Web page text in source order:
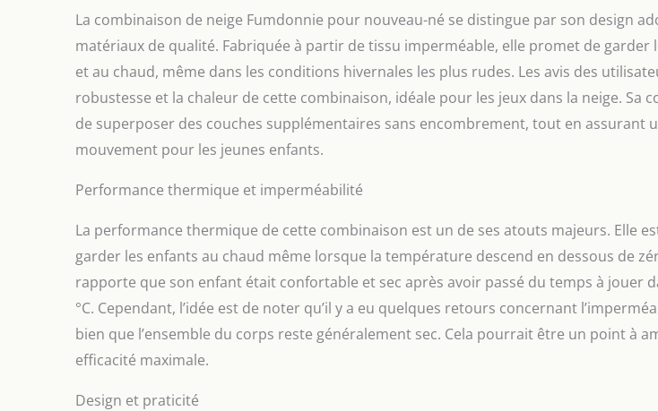
Cadeau parfait pour Noël, Halloween, Thanksgiving,
Taille : cette combinaison de neige pour enfant a 4
9-12 mois, 12-18 mois, 18-24 mois). Veuillez vérifier le
tailles sur la dernière image avant l'achat. Facile à
fermeture à glissière à l'avant, cette combinaison
enfants est facile à mettre et à enlever. La qualité
nous vous recommandons de le laver à la main ou en
La combinaison de neige Fumdonnie pour nouveau-né se distingue par son design
matériaux de qualité. Fabriquée à partir de tissu imperméable, elle promet de garder
et au chaud, même dans les conditions hivernales les plus rudes. Les avis des
robustesse et la chaleur de cette combinaison, idéale pour les jeux dans la neige. Sa
de superposer des couches supplémentaires sans encombrement, tout en assurant
mouvement pour les jeunes enfants.
Performance thermique et imperméabilité
La performance thermique de cette combinaison est un de ses atouts majeurs. Elle
garder les enfants au chaud même lorsque la température descend en dessous de
rapporte que son enfant était confortable et sec après avoir passé du temps à jouer
°C. Cependant, l’idée est de noter qu’il y a eu quelques retours concernant
bien que l’ensemble du corps reste généralement sec. Cela pourrait être un point à
efficacité maximale.
Design et praticité